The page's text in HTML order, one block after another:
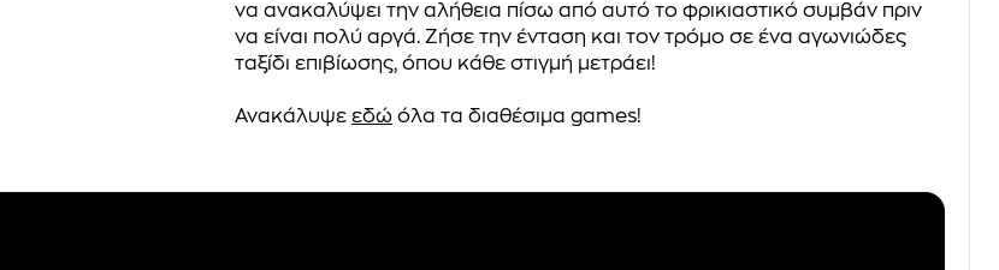
να ανακαλύψει την αλήθεια πίσω από αυτό το φρικιαστικό συμβάν πριν
να είναι πολύ αργά. Ζήσε την ένταση και τον τρόμο σε ένα αγωνιώδες
ταξίδι επιβίωσης, όπου κάθε στιγμή μετράει!
Ανακάλυψεεδώ όλα τα διαθέσιμα games!